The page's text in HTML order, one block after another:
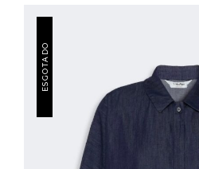
ESGOTADO